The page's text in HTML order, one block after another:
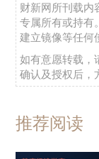
财新网所刊载内
专属所有或持有
建立镜像等任何
如有意愿转载，
确认及授权后，
推荐阅读